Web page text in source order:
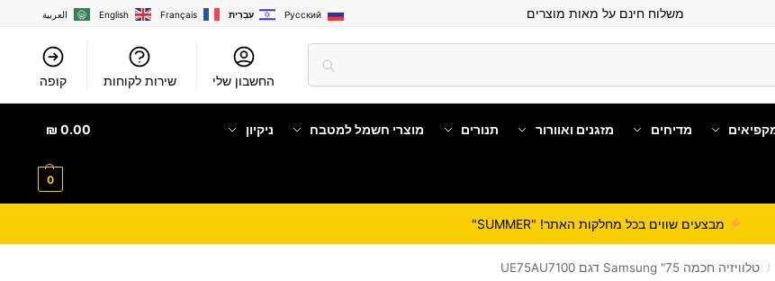
משלוח חינם על מאות מוצרים العربية English Français עִבְרִית Русский
החשבון שלי שירות לקוחות קופה
מדיחים מזגנים ואוורור תנורים מוצרי חשמל למטבח ניקיון 0.00
₪
0
מבצעים שווים בכל מחלקות האתר! "SUMMER"
/ טלוויזיה חכמה 75" Samsung​ דגם UE75AU7100 ​